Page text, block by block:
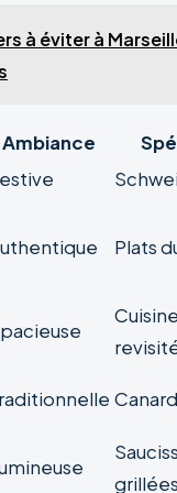
à éviter à
Ambiance
Plats
Cuisine
grillées